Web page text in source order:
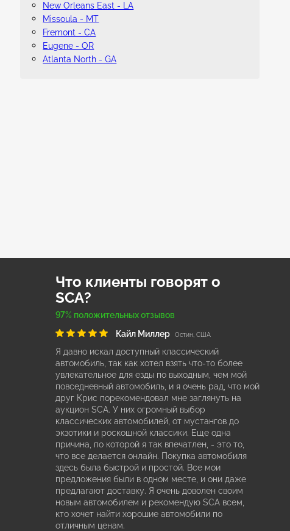
New Orleans East - LA
Missoula - MT
Fremont - CA
Eugene - OR
Atlanta North - GA
Что клиенты говорят о
SCA?
97% положительных отзывов
Кайл Миллер
Остин, США
Я давно искал доступный классический
автомобиль, так как хотел взять что-то более
увлекательное для езды по выходным, чем мой
повседневный автомобиль, и я очень рад, что мой
друг Крис порекомендовал мне заглянуть на
аукцион SCA. У них огромный выбор
классических автомобилей, от мустангов до
экзотики и роскошной классики. Еще одна
причина, по которой я так впечатлен, - это то,
что все делается онлайн. Покупка автомобиля
здесь была быстрой и простой. Все мои
предложения были в одном месте, и они даже
предлагают доставку. Я очень доволен своим
новым автомобилем и рекомендую SCA всем,
кто хочет найти хорошие автомобили по
отличным ценам.